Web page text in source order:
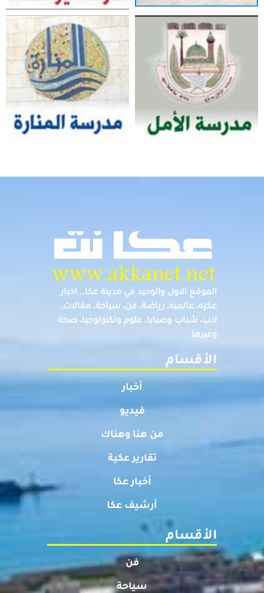
الموقع الاول والوحيد في مدينة عكا… اخبار
عكيه، عالميه، رياضة، فن، سياحة، مقالات،
ادب، شباب وصبايا، علوم وتكنولوجيا، صحة
وغيرها
الأقسام
أخبار
فيديو
من هنا وهناك
تقارير عكية
أخبار عكا
أرشيف عكا
الأقسام
فن
سياحة